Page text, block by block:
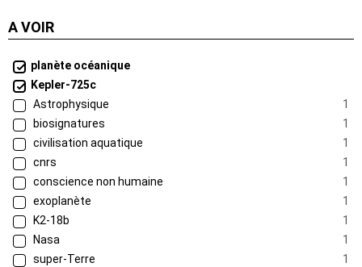
A VOIR
planète océanique
Kepler-725c
Astrophysique
1
biosignatures
1
civilisation aquatique
1
cnrs
1
conscience non humaine
1
exoplanète
1
K2-18b
1
Nasa
1
super-Terre
1